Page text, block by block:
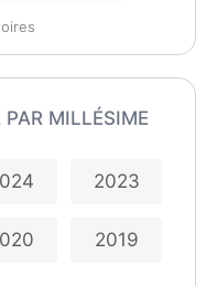
MILLÉSIME
2023
2019